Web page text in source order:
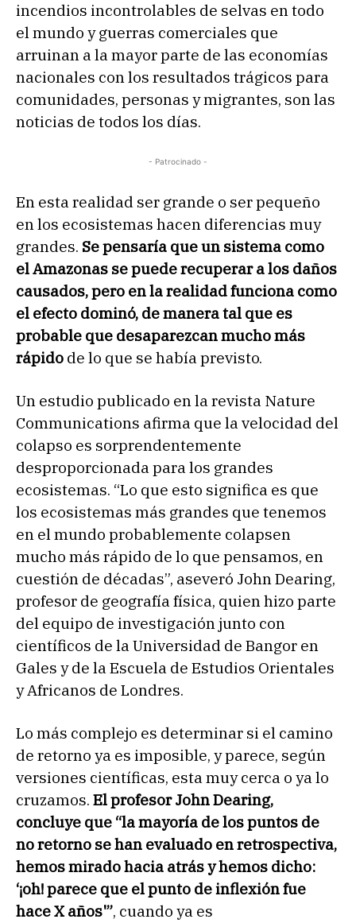
incendios incontrolables de selvas en todo
el mundo y guerras comerciales que
arruinan a la mayor parte de las economías
nacionales con los resultados trágicos para
comunidades, personas y migrantes, son las
noticias de todos los días.
- Patrocinado -
En esta realidad ser grande o ser pequeño
en los ecosistemas hacen diferencias muy
grandes. Se pensaría que un sistema como
el Amazonas se puede recuperar a los daños
causados, pero en la realidad funciona como
el efecto dominó, de manera tal que es
probable que desaparezcan mucho más
rápido de lo que se había previsto.
Un estudio publicado en la revista Nature
Communications afirma que la velocidad del
colapso es sorprendentemente
desproporcionada para los grandes
ecosistemas. “Lo que esto significa es que
los ecosistemas más grandes que tenemos
en el mundo probablemente colapsen
mucho más rápido de lo que pensamos, en
cuestión de décadas”, aseveró John Dearing,
profesor de geografía física, quien hizo parte
del equipo de investigación junto con
científicos de la Universidad de Bangor en
Gales y de la Escuela de Estudios Orientales
y Africanos de Londres.
Lo más complejo es determinar si el camino
de retorno ya es imposible, y parece, según
versiones científicas, esta muy cerca o ya lo
cruzamos. El profesor John Dearing,
concluye que “la mayoría de los puntos de
no retorno se han evaluado en retrospectiva,
hemos mirado hacia atrás y hemos dicho:
‘¡oh! parece que el punto de inflexión fue
hace X años'”, cuando ya es